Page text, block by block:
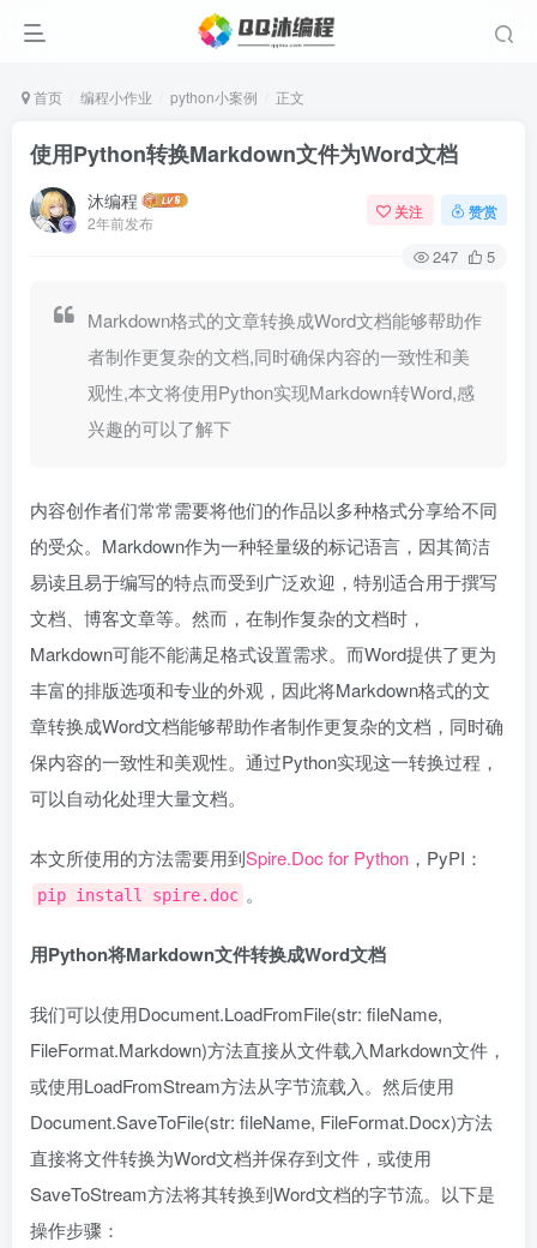
首页 编程小作业 python小案例 正文
使用Python转换Markdown文件为Word文档
沐编程
2年前发布
关注 赞赏
247 5
Markdown格式的文章转换成Word文档能够帮助作
者制作更复杂的文档,同时确保内容的一致性和美
观性,本文将使用Python实现Markdown转Word,感
兴趣的可以了解下
内容创作者们常常需要将他们的作品以多种格式分享给不同
的受众。Markdown作为一种轻量级的标记语言，因其简洁
易读且易于编写的特点而受到广泛欢迎，特别适合用于撰写
文档、博客文章等。然而，在制作复杂的文档时，
Markdown可能不能满足格式设置需求。而Word提供了更为
丰富的排版选项和专业的外观，因此将Markdown格式的文
章转换成Word文档能够帮助作者制作更复杂的文档，同时确
保内容的一致性和美观性。通过Python实现这一转换过程，
可以自动化处理大量文档。
本文所使用的方法需要用到Spire.Doc for Python ，PyPI：
pip install spire.doc 。
用Python将Markdown文件转换成Word文档
我们可以使用Document.LoadFromFile(str: fileName,
FileFormat.Markdown)方法直接从文件载入Markdown文件，
或使用LoadFromStream方法从字节流载入。然后使用
Document.SaveToFile(str: fileName, FileFormat.Docx)方法
直接将文件转换为Word文档并保存到文件，或使用
SaveToStream方法将其转换到Word文档的字节流。以下是
操作步骤：